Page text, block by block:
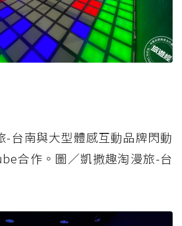
-台南與大型體感互動品牌閃動
合作。圖／凱撒趣淘漫旅-台